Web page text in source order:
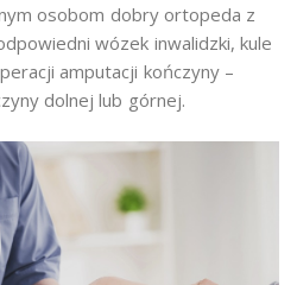
osobom dobry ortopeda z
wózek inwalidzki, kule
amputacji kończyny –
dolnej lub górnej.